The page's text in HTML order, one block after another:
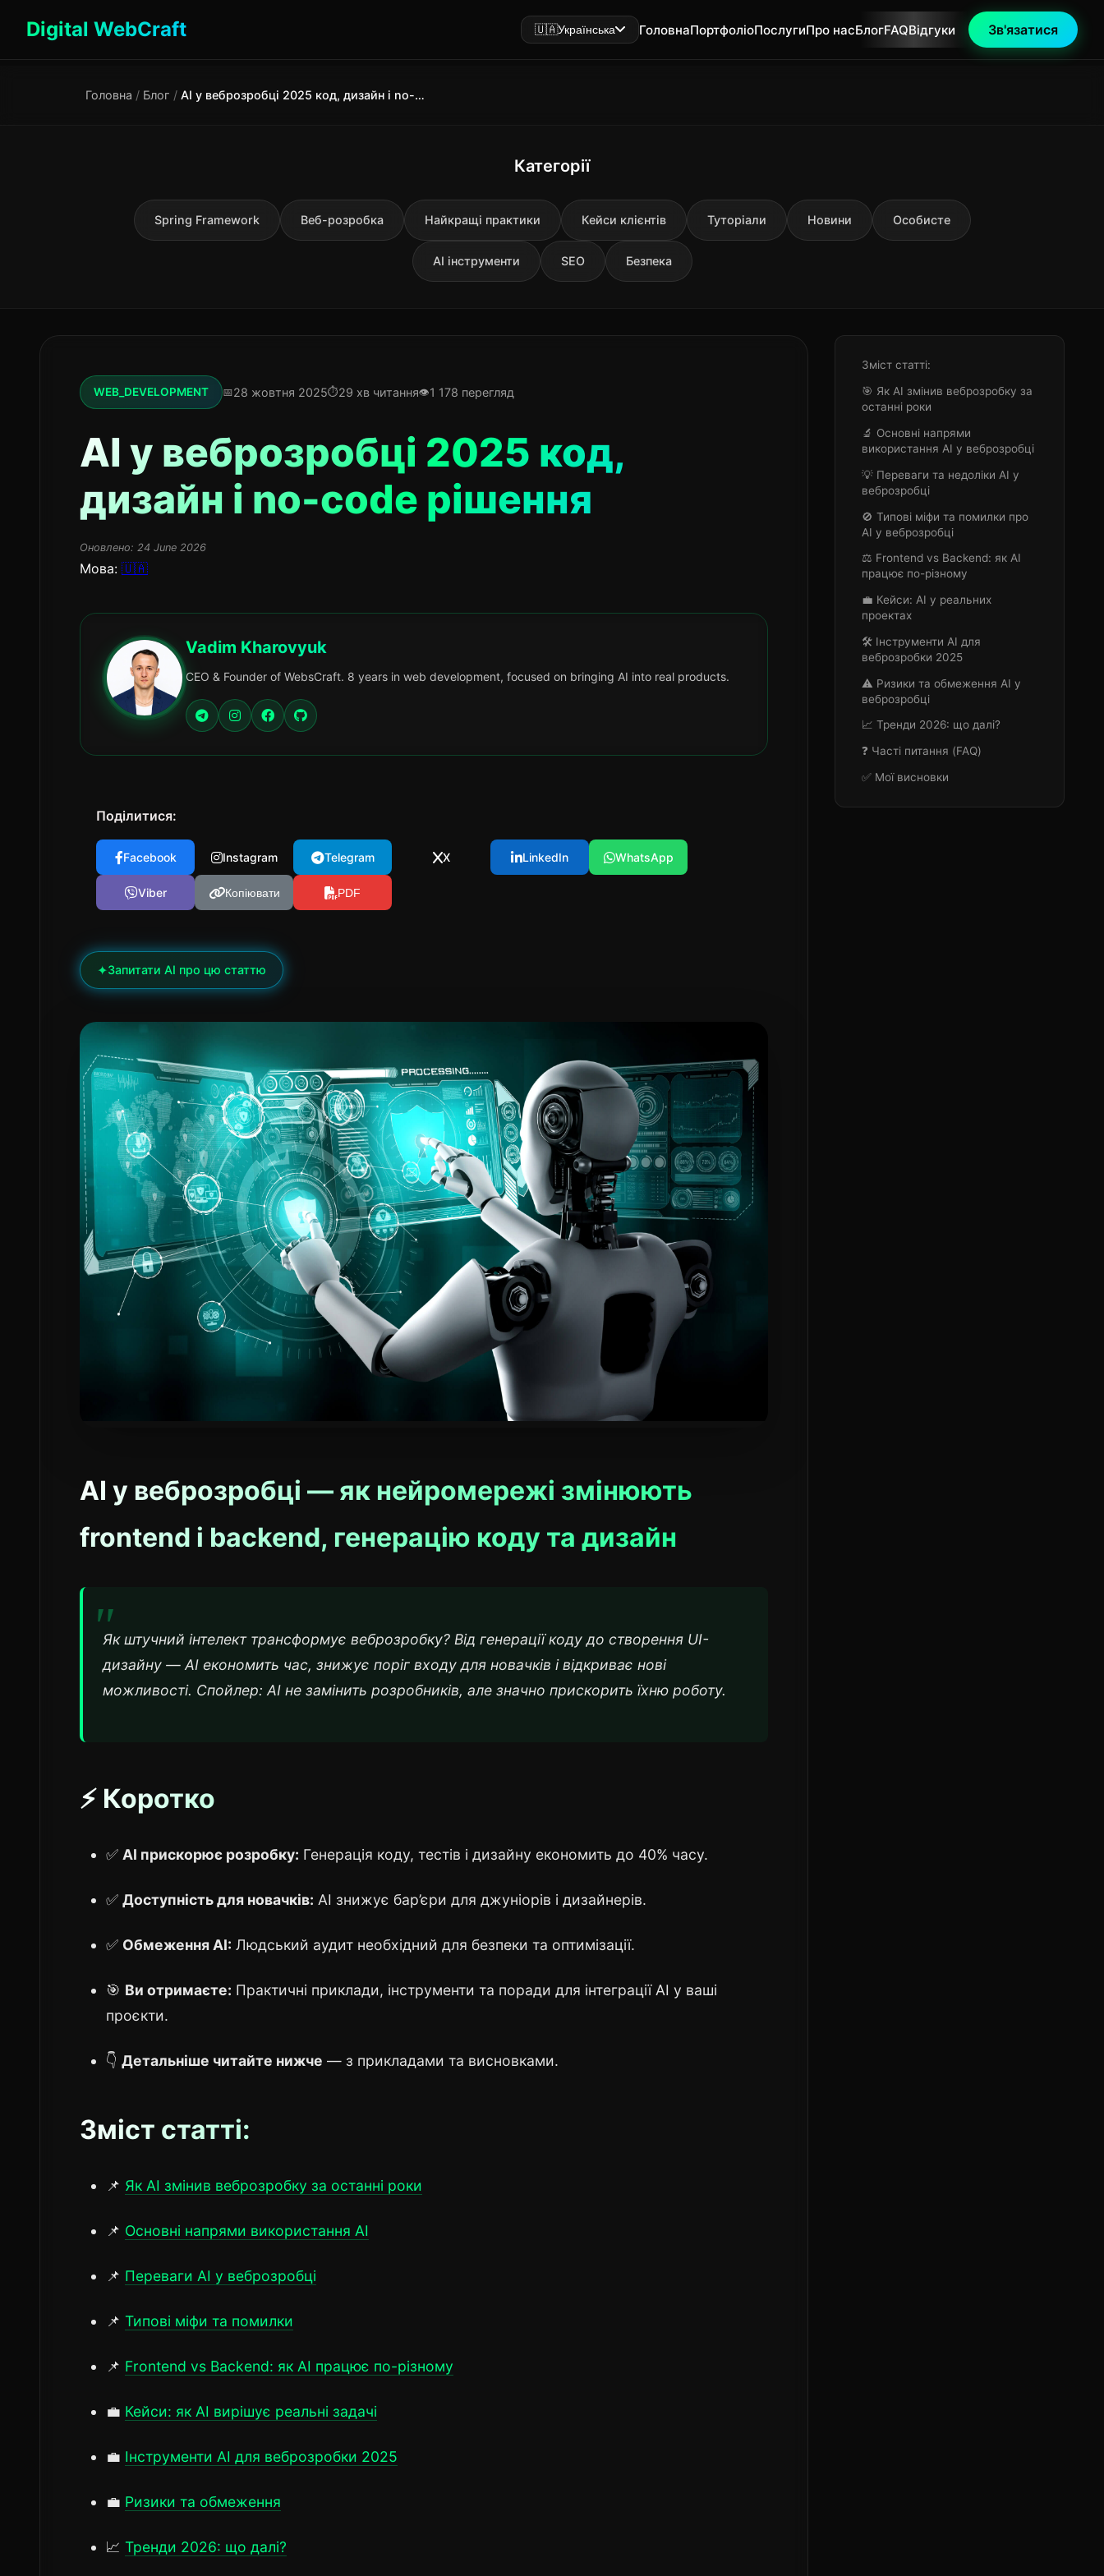
Digital WebCraft 🇺🇦Українська ГоловнаПортфоліоПослугиПро насБлогFAQВідгуки Зв'язатися
Головна / Блог / AI у веброзробці 2025 код, дизайн і no-code рішення
Категорії
Spring Framework Веб-розробка Найкращі практики Кейси клієнтів Туторіали Новини Особисте
AI інструменти SEO Безпека
WEB_DEVELOPMENT 28 жовтня 2025 29 хв читання 1 178 перегляд
AI у веброзробці 2025 код,
дизайн і no-code рішення
Оновлено: 24 June 2026
Мова: 🇺🇦
Vadim Kharovyuk
CEO & Founder of WebsCraft. 8 years in web development, focused on bringing AI into real products.
Поділитися:
Facebook Instagram Telegram X LinkedIn WhatsApp
Viber Копіювати PDF
✦Запитати AI про цю статтю
AI у веброзробці — як нейромережі змінюють
frontend і backend, генерацію коду та дизайн
Як штучний інтелект трансформує веброзробку? Від генерації коду до створення UI-
дизайну — AI економить час, знижує поріг входу для новачків і відкриває нові
можливості. Спойлер: AI не замінить розробників, але значно прискорить їхню роботу.
⚡ Коротко
✅ AI прискорює розробку: Генерація коду, тестів і дизайну економить до 40% часу.
✅ Доступність для новачків: AI знижує бар’єри для джуніорів і дизайнерів.
✅ Обмеження AI: Людський аудит необхідний для безпеки та оптимізації.
🎯 Ви отримаєте: Практичні приклади, інструменти та поради для інтеграції AI у ваші
проєкти.
👇 Детальніше читайте нижче — з прикладами та висновками.
Зміст статті:
📌 Як AI змінив веброзробку за останні роки
📌 Основні напрями використання AI
📌 Переваги AI у веброзробці
📌 Типові міфи та помилки
📌 Frontend vs Backend: як AI працює по-різному
💼 Кейси: як AI вирішує реальні задачі
💼 Інструменти AI для веброзробки 2025
💼 Ризики та обмеження
📈 Тренди 2026: що далі?
Зміст статті:
🎯 Як AI змінив веброзробку за
останні роки
🔬 Основні напрями
використання AI у веброзробці
💡 Переваги та недоліки AI у
веброзробці
🚫 Типові міфи та помилки про
AI у веброзробці
⚖️ Frontend vs Backend: як AI
працює по-різному
💼 Кейси: AI у реальних
проектах
🛠️ Інструменти AI для
веброзробки 2025
⚠️ Ризики та обмеження AI у
веброзробці
📈 Тренди 2026: що далі?
❓ Часті питання (FAQ)
✅ Мої висновки